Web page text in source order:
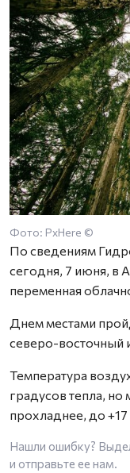
Фото: PxHere ©
По сведениям
сегодня, 7 июня, в
переменная
Днем местами
северо-восточный
Температура
градусов тепла,
прохладнее, до
Нашли ошибку?
и отправьте ее нам.